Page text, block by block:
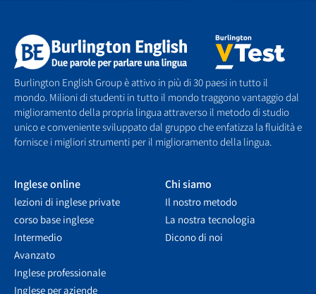
Burlington English Group è attivo in più di 30 paesi in tutto il
mondo. Milioni di studenti in tutto il mondo traggono vantaggio dal
miglioramento della propria lingua attraverso il metodo di studio
unico e conveniente sviluppato dal gruppo che enfatizza la fluidità e
fornisce i migliori strumenti per il miglioramento della lingua.
Inglese online
lezioni di inglese private
corso base inglese
Intermedio
Avanzato
Inglese professionale
Inglese per aziende
Chi siamo
Il nostro metodo
La nostra tecnologia
Dicono di noi